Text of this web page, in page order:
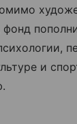
фонд
и